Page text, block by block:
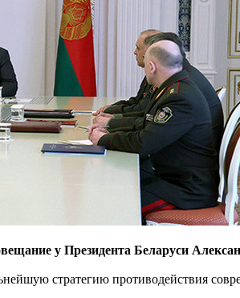
у Президента Беларуси
стратегию противодействия